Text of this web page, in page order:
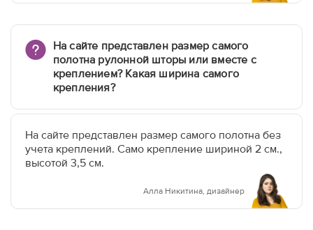
На сайте представлен размер самого
полотна рулонной шторы или вместе с
креплением? Какая ширина самого
крепления?
На сайте представлен размер самого полотна без
учета креплений. Само крепление шириной 2 см.,
высотой 3,5 см.
Алла Никитина, дизайнер